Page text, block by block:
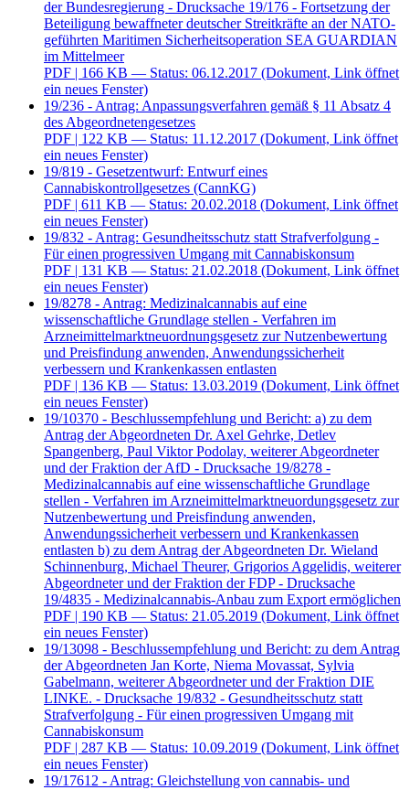
der Bundesregierung - Drucksache 19/176 - Fortsetzung der
Beteiligung bewaffneter deutscher Streitkräfte an der NATO-
geführten Maritimen Sicherheitsoperation SEA GUARDIAN
im Mittelmeer
PDF | 166 KB — Status: 06.12.2017 (Dokument, Link öffnet
ein neues Fenster)
19/236 - Antrag: Anpassungsverfahren gemäß § 11 Absatz 4
des Abgeordnetengesetzes
PDF | 122 KB — Status: 11.12.2017 (Dokument, Link öffnet
ein neues Fenster)
19/819 - Gesetzentwurf: Entwurf eines
Cannabiskontrollgesetzes (CannKG)
PDF | 611 KB — Status: 20.02.2018 (Dokument, Link öffnet
ein neues Fenster)
19/832 - Antrag: Gesundheitsschutz statt Strafverfolgung -
Für einen progressiven Umgang mit Cannabiskonsum
PDF | 131 KB — Status: 21.02.2018 (Dokument, Link öffnet
ein neues Fenster)
19/8278 - Antrag: Medizinalcannabis auf eine
wissenschaftliche Grundlage stellen - Verfahren im
Arzneimittelmarktneuordnungsgesetz zur Nutzenbewertung
und Preisfindung anwenden, Anwendungssicherheit
verbessern und Krankenkassen entlasten
PDF | 136 KB — Status: 13.03.2019 (Dokument, Link öffnet
ein neues Fenster)
19/10370 - Beschlussempfehlung und Bericht: a) zu dem
Antrag der Abgeordneten Dr. Axel Gehrke, Detlev
Spangenberg, Paul Viktor Podolay, weiterer Abgeordneter
und der Fraktion der AfD - Drucksache 19/8278 -
Medizinalcannabis auf eine wissenschaftliche Grundlage
stellen - Verfahren im Arzneimittelmarktneuordungsgesetz zur
Nutzenbewertung und Preisfindung anwenden,
Anwendungssicherheit verbessern und Krankenkassen
entlasten b) zu dem Antrag der Abgeordneten Dr. Wieland
Schinnenburg, Michael Theurer, Grigorios Aggelidis, weiterer
Abgeordneter und der Fraktion der FDP - Drucksache
19/4835 - Medizinalcannabis-Anbau zum Export ermöglichen
PDF | 190 KB — Status: 21.05.2019 (Dokument, Link öffnet
ein neues Fenster)
19/13098 - Beschlussempfehlung und Bericht: zu dem Antrag
der Abgeordneten Jan Korte, Niema Movassat, Sylvia
Gabelmann, weiterer Abgeordneter und der Fraktion DIE
LINKE. - Drucksache 19/832 - Gesundheitsschutz statt
Strafverfolgung - Für einen progressiven Umgang mit
Cannabiskonsum
PDF | 287 KB — Status: 10.09.2019 (Dokument, Link öffnet
ein neues Fenster)
19/17612 - Antrag: Gleichstellung von cannabis- und